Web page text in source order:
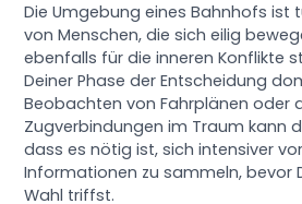
Die Umgebung eines Bahnhofs ist
von Menschen, die sich eilig
ebenfalls für die inneren Konflikte
Deiner Phase der Entscheidung
Beobachten von Fahrplänen oder
Zugverbindungen im Traum kann
dass es nötig ist, sich intensiver
Informationen zu sammeln, bevor
Wahl triffst.